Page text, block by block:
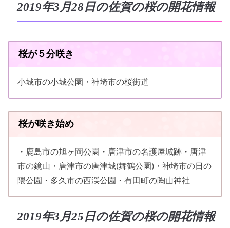
2019年3月28日の佐賀の桜の開花情報
桜が５分咲き
小城市の小城公園・神埼市の桜街道
桜が咲き始め
・鹿島市の旭ヶ岡公園・唐津市の名護屋城跡・唐津
市の鏡山・唐津市の唐津城(舞鶴公園)・神埼市の日の
隈公園・多久市の西渓公園・有田町の陶山神社
2019年3月25日の佐賀の桜の開花情報